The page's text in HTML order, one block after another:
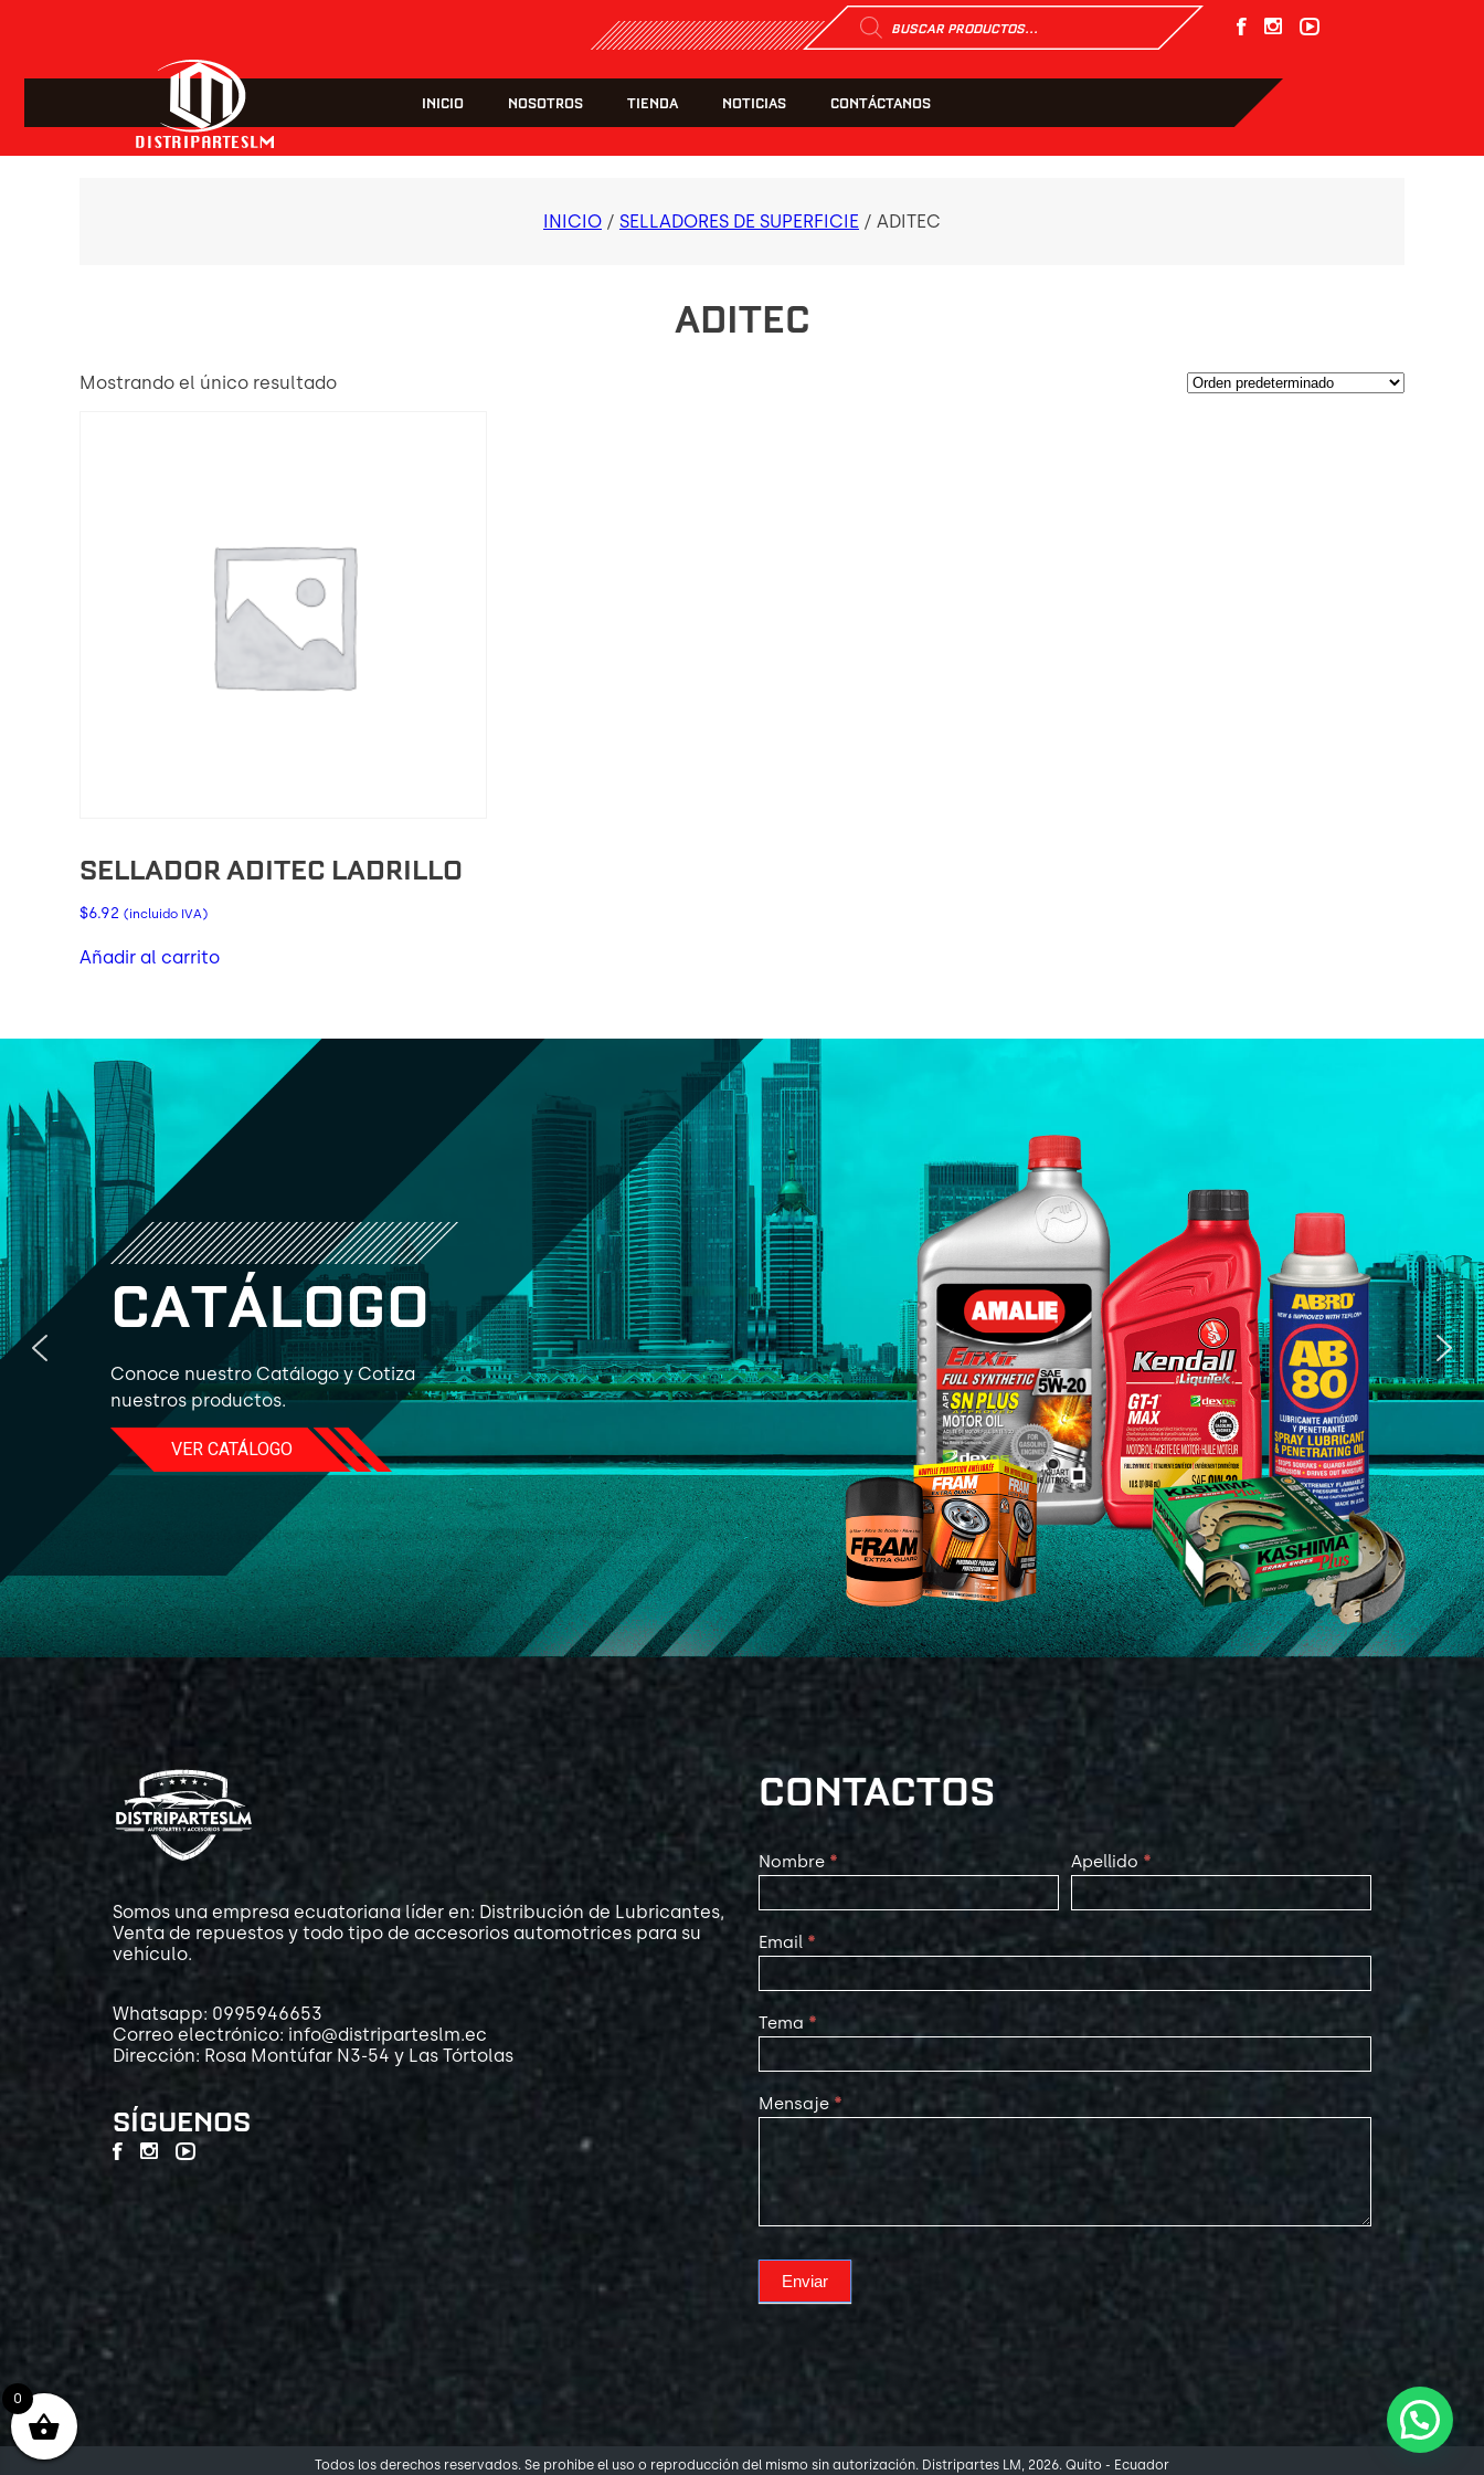
Búsqueda
de
productos
INICIO NOSOTROS TIENDA NOTICIAS CONTÁCTANOS
INICIO / SELLADORES DE SUPERFICIE / ADITEC
ADITEC
Mostrando el único resultado
SELLADOR ADITEC LADRILLO
$6.92 (incluido IVA)
Añadir al carrito
CATÁLOGO
Conoce nuestro Catálogo y Cotiza
nuestros productos.
VER CATÁLOGO
Somos una empresa ecuatoriana líder en: Distribución de Lubricantes,
Venta de repuestos y todo tipo de accesorios automotrices para su
vehículo.
Whatsapp: 0995946653
Correo electrónico: info@distriparteslm.ec
Dirección: Rosa Montúfar N3-54 y Las Tórtolas
SÍGUENOS
CONTACTOS
Contact
Us
Nombre * Apellido *
Email *
Tema *
Mensaje*
Enviar
Todos los derechos reservados. Se prohibe el uso o reproducción del mismo sin autorización. Distripartes LM, 2026. Quito - Ecuador
0